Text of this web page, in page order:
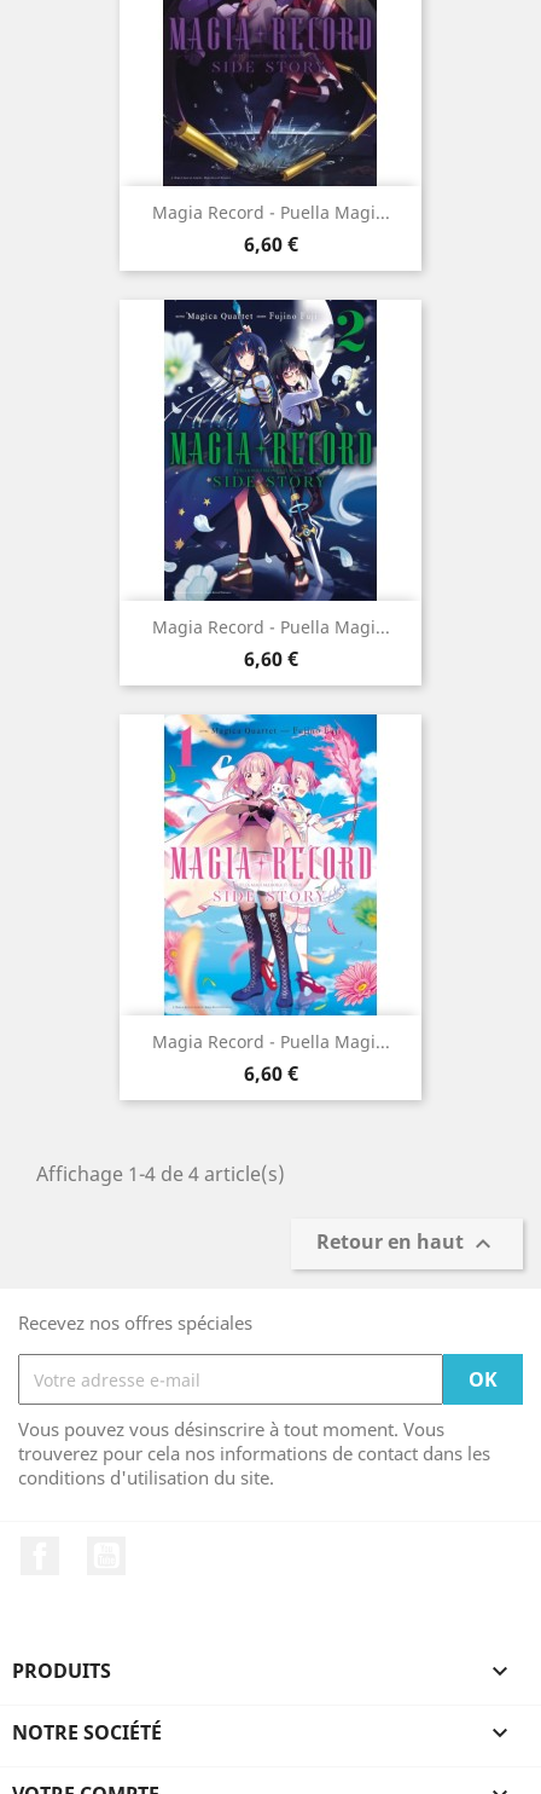
Magia Record - Puella Magi...
Prix
6,60 €
Magia Record - Puella Magi...
Prix
6,60 €
Magia Record - Puella Magi...
Prix
6,60 €
Affichage 1-4 de 4 article(s)
Retour en haut 
Recevez nos offres spéciales
Vous pouvez vous désinscrire à tout moment. Vous
trouverez pour cela nos informations de contact dans les
conditions d'utilisation du site.
PRODUITS 
NOTRE SOCIÉTÉ 